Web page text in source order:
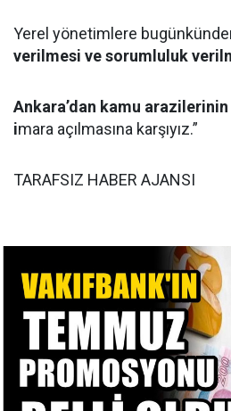
Yerel yönetimlere
verilmesi ve sorumluluk
Ankara’dan kamu
imara açılmasına karşıyız.”
TARAFSIZ HABER AJANSI